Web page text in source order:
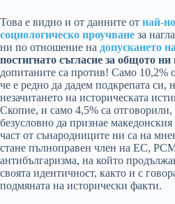
Това е видно и от данните от най-
социологическо проучване за
ни по отношение на допускането
постигнато съгласие за общото
допитаните са против! Само 10,2%
че е редно да дадем подкрепата си,
незачитането на историческата
Скопие, и само 4,5% са отговорили,
безусловно да признае
част от сънародниците ни са на
стане пълноправен член на ЕС, РСМ
антибългаризма, на който
своята идентичност, както и с
подмяната на исторически факти.